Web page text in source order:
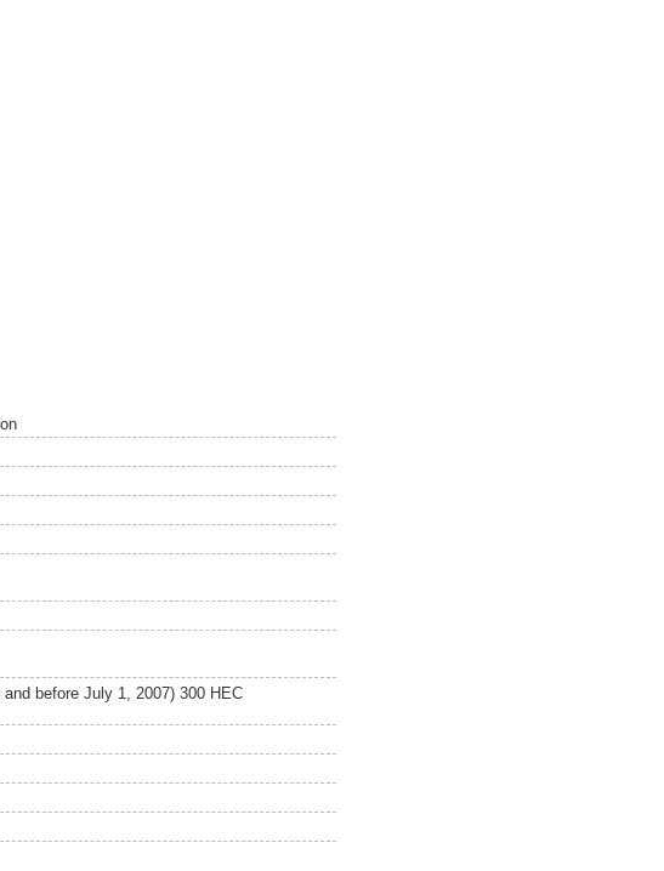
before July 1, 2007) 300 HEC